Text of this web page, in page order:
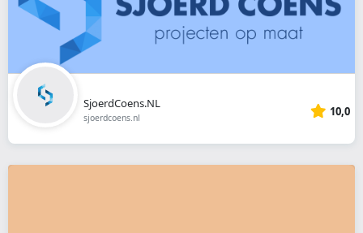
SjoerdCoens.NL
sjoerdcoens.nl 10,0